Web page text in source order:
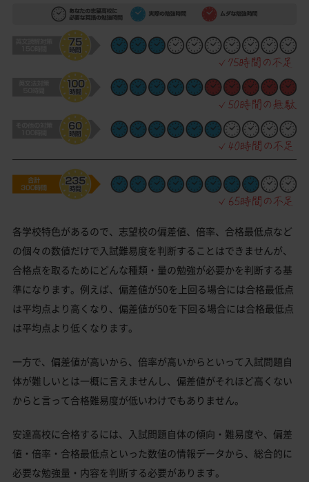
各学校特色があるので、志望校の偏差値、倍率、合格最低点など
の個々の数値だけで入試難易度を判断することはできませんが、
合格点を取るためにどんな種類・量の勉強が必要かを判断する基
準になります。例えば、偏差値が50を上回る場合には合格最低点
は平均点より高くなり、偏差値が50を下回る場合には合格最低点
は平均点より低くなります。
一方で、偏差値が高いから、倍率が高いからといって入試問題自
体が難しいとは一概に言えませんし、偏差値がそれほど高くない
からと言って合格難易度が低いわけでもありません。
安達高校に合格するには、入試問題自体の傾向・難易度や、偏差
値・倍率・合格最低点といった数値の情報データから、総合的に
必要な勉強量・内容を判断する必要があります。